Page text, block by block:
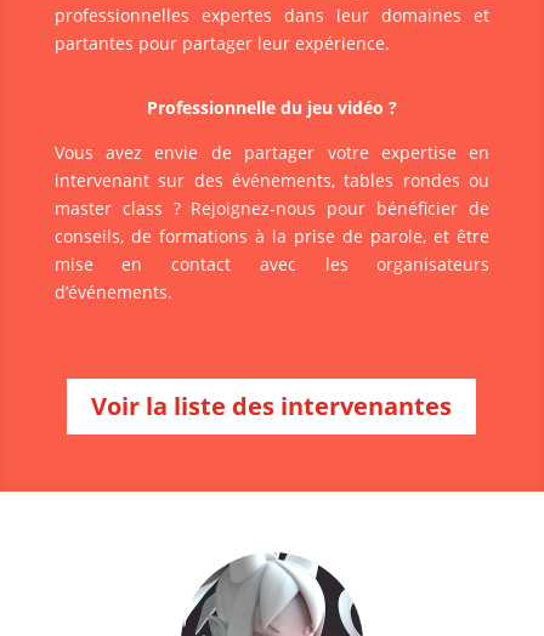
professionnelles expertes dans leur domaines et
partantes pour partager leur expérience.
Professionnelle du jeu vidéo ?
Vous avez envie de partager votre expertise en
intervenant sur des événements, tables rondes ou
master class ? Rejoignez-nous pour bénéficier de
conseils, de formations à la prise de parole, et être
mise en contact avec les organisateurs
d’événements.
Voir la liste des intervenantes